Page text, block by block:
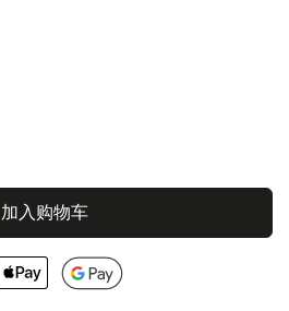
加入购物车